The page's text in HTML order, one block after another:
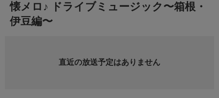
懐メロ♪ ドライブミュージック〜箱根・
伊豆編〜
直近の放送予定はありません